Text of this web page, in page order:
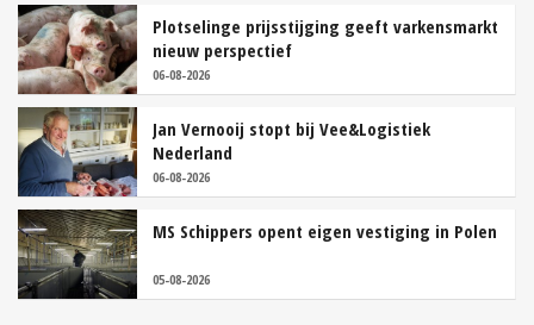
Plotselinge prijsstijging geeft varkensmarkt
nieuw perspectief
06-08-2026
Jan Vernooij stopt bij Vee&Logistiek
Nederland
06-08-2026
MS Schippers opent eigen vestiging in Polen
05-08-2026